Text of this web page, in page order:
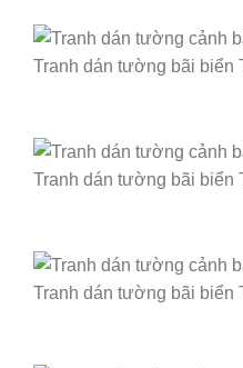
Tranh dán tường bãi biển
Tranh dán tường bãi biển
Tranh dán tường bãi biển